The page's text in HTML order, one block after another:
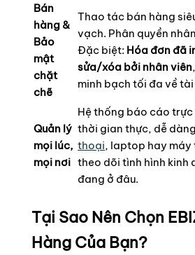
Bán
hàng &
Bảo
mật
chặt
chẽ
Thao tác bán hàng
vạch. Phân quyền
Đặc biệt: Hóa đơn đã
sửa/xóa bởi nhân viên
minh bạch tối đa về
Quản lý
mọi lúc,
mọi nơi
Hệ thống báo cáo
thời gian thực, dễ
thoại, laptop hay máy
theo dõi tình hình kinh
đang ở đâu.
Tại Sao Nên Chọn
Hàng Của Bạn?